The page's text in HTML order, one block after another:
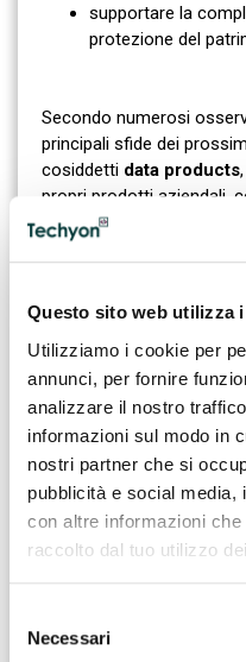
Questo sito web utilizza
Utilizziamo i cookie per
annunci, per fornire
analizzare il nostro
informazioni sul modo in
nostri partner che si
pubblicità e social media,
con altre informazioni
raccolto dal tuo utilizzo
delNecessari
supportare la
protezione del
Secondo numerosi
principali sfide dei
cosiddetti data products
propri prodotti aziendali,
miglioramento continuo.
IL CDAO
ARTIFICIALE
L’affermazione
significativamente il
Oggi il CDAO non si